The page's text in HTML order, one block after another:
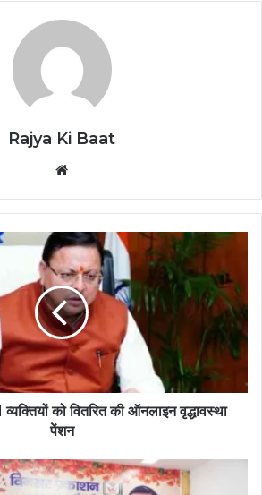
Rajya Ki Baat
को वितरित की ऑनलाइन वृद्धावस्था
पेंशन